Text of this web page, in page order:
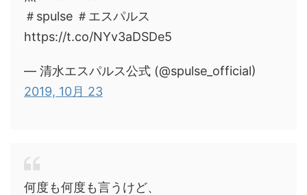
＃spulse ＃エスパルス
https://t.co/NYv3aDSDe5
— 清水エスパルス公式 (@spulse_official)
2019, 10月 23
何度も何度も言うけど、